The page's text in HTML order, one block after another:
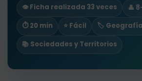
👁️ Ficha realizada 33 veces
👤
⏱ 20 min
⭐ Fácil
🏷️ Geografía
📚 Sociedades y Territorios